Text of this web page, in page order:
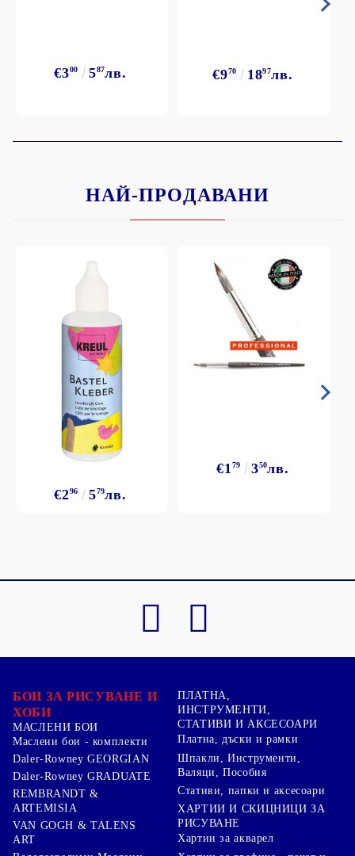
€300 587лв. €970 1897лв.
НАЙ-ПРОДАВАНИ
€296 579лв.
€1 79 350лв.
БОИ ЗА РИСУВАНЕ И
ХОБИ
МАСЛЕНИ БОИ
Маслени бои - комплекти
Daler-Rowney GEORGIAN
Daler-Rowney GRADUATE
REMBRANDT &
ARTEMISIA
VAN GOGH & TALENS
ART
ПЛАТНА,
ИНСТРУМЕНТИ,
СТАТИВИ И АКСЕСОАРИ
Платна, дъски и рамки
Шпакли, Инструменти,
Валяци, Пособия
Стативи, папки и аксесоари
ХАРТИИ И СКИЦНИЦИ ЗА
РИСУВАНЕ
Хартии за акварел